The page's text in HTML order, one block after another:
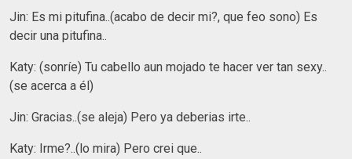
Jin: Es mi pitufina..(acabo de decir mi?, que feo sono) Es
decir una pitufina..
Katy: (sonríe) Tu cabello aun mojado te hacer ver tan sexy..
(se acerca a él)
Jin: Gracias..(se aleja) Pero ya deberias irte..
Katy: Irme?..(lo mira) Pero crei que..